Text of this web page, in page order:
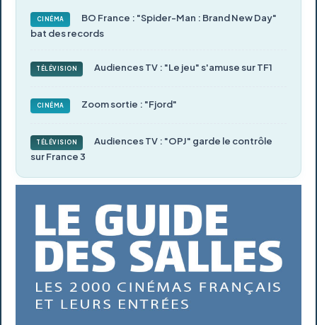
CINÉMA
BO France : "Spider-Man : Brand New Day"
bat des records
TÉLÉVISION Audiences TV : "Le jeu" s'amuse sur TF1
CINÉMA Zoom sortie : "Fjord"
TÉLÉVISION
Audiences TV : "OPJ" garde le contrôle
sur France 3